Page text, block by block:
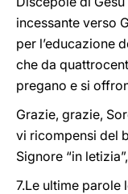
incessante verso
per l’educazione
che da
pregano e si
Grazie, grazie,
vi ricompensi del
Signore “in
7.Le ultime parole